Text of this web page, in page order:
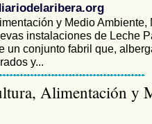
y Medio Ambiente,
instalaciones de Leche
un conjunto fabril que,
y...
Alimentación y